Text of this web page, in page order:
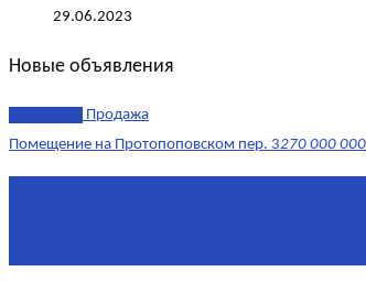
29.06.2023
Новые объявления
Продажа
Помещение на Протопоповском пер. 3270 000